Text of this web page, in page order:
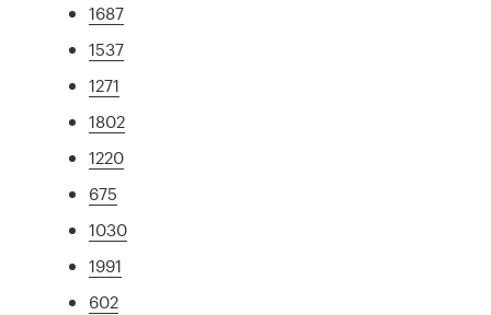
1687
1537
1271
1802
1220
675
1030
1991
602